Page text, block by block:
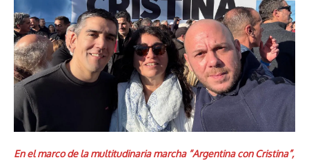
En el marco de la multitudinaria marcha “Argentina con Cristina”,